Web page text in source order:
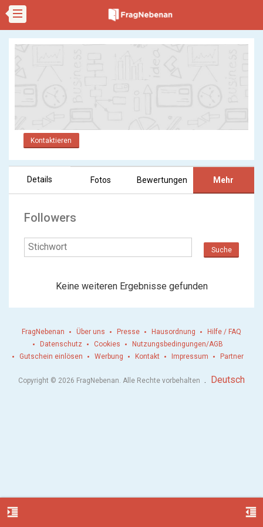
Kontaktieren
Details Fotos Bewertungen Mehr
Followers
Suche
Keine weiteren Ergebnisse gefunden
format_indent_increase format_indent_decrease
FragNebenan Über uns Presse Hausordnung
Hilfe / FAQ
Datenschutz
Cookies
Nutzungsbedingungen/AGB
Gutschein einlösen
Werbung Kontakt Impressum Partner
Copyright © 2026 FragNebenan. Alle Rechte vorbehalten . Deutsch